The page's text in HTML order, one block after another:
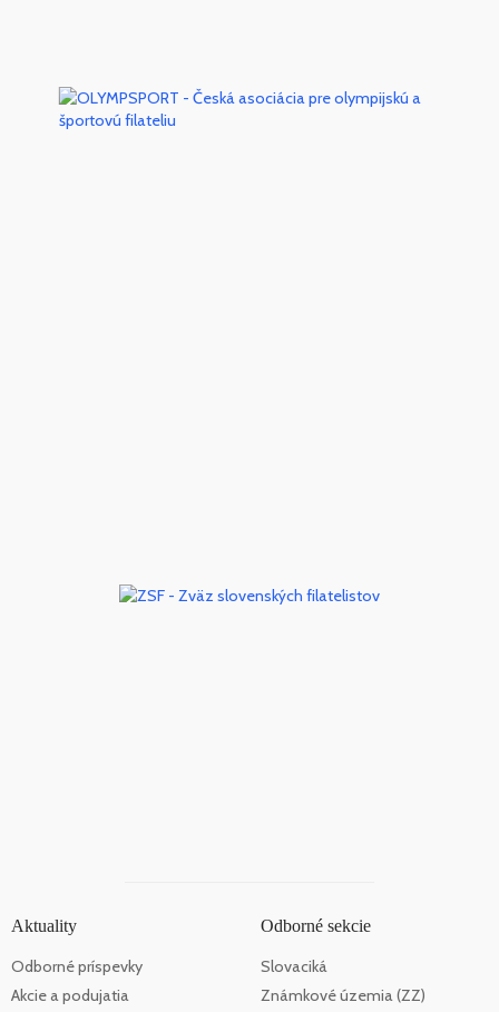
Aktuality
Odborné príspevky
Akcie a podujatia
Odborné sekcie
Slovaciká
Známkové územia (ZZ)